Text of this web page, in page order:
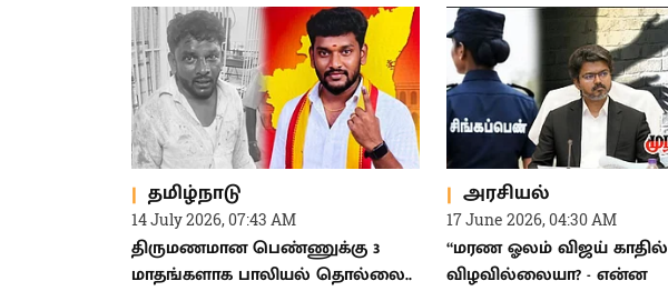
தமிழ்நாடு
14 July 2026, 07:43 AM
திருமணமான பெண்ணுக்கு 3
மாதங்களாக பாலியல் தொல்லை..
அரசியல்
17 June 2026, 04:30 AM
“மரண ஓலம் விஜய் காதில்
விழவில்லையா? - என்ன